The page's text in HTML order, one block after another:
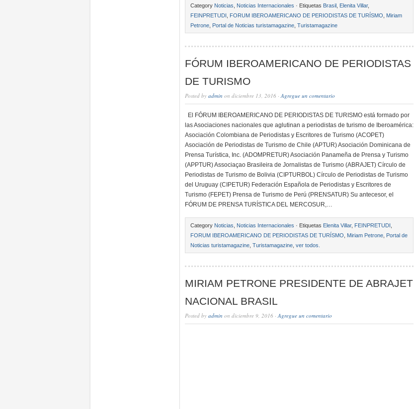
Category Noticias Noticias Internacionales · Etiquetas Brasil Elenita Villar,
FEINPRETUDI
FORUM IBEROAMERICANO DE PERIODISTAS DE TURÍSMO
Miriam
Petrone Portal de Noticias turistamagazine Turistamagazine
FÓRUM IBEROAMERICANO DE PERIODISTAS
DE TURISMO
Posted by admin on diciembre 13, 2016 ·Agregue un comentario
El FÓRUM IBEROAMERICANO DE PERIODISTAS DE TURISMO está formado por
las Asociaciones nacionales que aglutinan a periodistas de turismo de Iberoamérica:
Asociación Colombiana de Periodistas y Escritores de Turismo (ACOPET)
Asociación de Periodistas de Turismo de Chile (APTUR) Asociación Dominicana de
Prensa Turística, Inc. (ADOMPRETUR) Asociación Panameña de Prensa y Turismo
(APPTUR) Associaçao Brasileira de Jornalistas de Turismo (ABRAJET) Círculo de
Periodistas de Turismo de Bolivia (CIPTURBOL) Círculo de Periodistas de Turismo
del Uruguay (CIPETUR) Federación Española de Periodistas y Escritores de
Turismo (FEPET) Prensa de Turismo de Perú (PRENSATUR) Su antecesor, el
FÓRUM DE PRENSA TURÍSTICA DEL MERCOSUR,…
Category Noticias Noticias Internacionales · Etiquetas Elenita Villar, FEINPRETUDI
FORUM IBEROAMERICANO DE PERIODISTAS DE TURÍSMO
Miriam Petrone Portal de
Noticias turistamagazine Turistamagazine ver todos.
MIRIAM PETRONE PRESIDENTE DE ABRAJET
NACIONAL BRASIL
Posted by admin on diciembre 9, 2016 ·Agregue un comentario